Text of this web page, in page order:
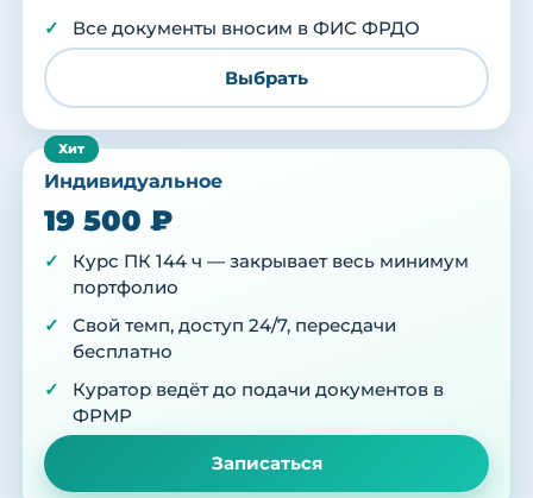
Все документы вносим в ФИС ФРДО
Выбрать
Индивидуальное
19 500 ₽
Курс ПК 144 ч — закрывает весь минимум
портфолио
Свой темп, доступ 24/7, пересдачи
бесплатно
Куратор ведёт до подачи документов в
ФРМР
Записаться